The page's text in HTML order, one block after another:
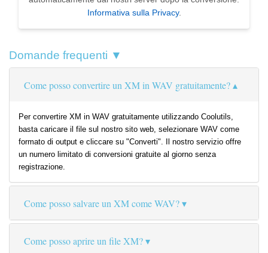
Informativa sulla Privacy.
Domande frequenti ▼
Come posso convertire un XM in WAV gratuitamente?
Per convertire XM in WAV gratuitamente utilizzando Coolutils,
basta caricare il file sul nostro sito web, selezionare WAV come
formato di output e cliccare su "Converti". Il nostro servizio offre
un numero limitato di conversioni gratuite al giorno senza
registrazione.
Come posso salvare un XM come WAV?
Come posso aprire un file XM?